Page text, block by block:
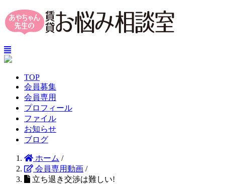
TOP
会員募集
会員専用
プロフィール
ファイル
お知らせ
ブログ
ホーム /
会員専用動画 /
立ち退き交渉は難しい!